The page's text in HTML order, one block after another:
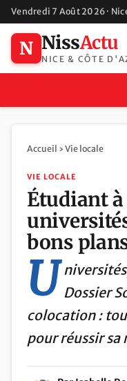
Vendredi 7 Août 2026 ·
N NissActu
NICE & CÔTE
Accueil › Vie locale
VIE LOCALE
Étudiant à
bons
U Dossier
colocation :
pour réussir sa